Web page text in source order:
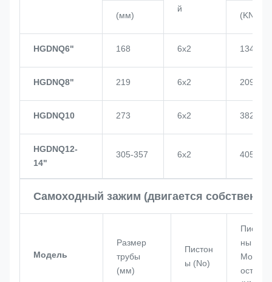
й
(мм) (KN)
HGDNQ6" 168 6х2 134
HGDNQ8" 219 6х2 209
HGDNQ10 273 6х2 382
HGDNQ12-
14"
305-357 6х2 405
Самоходный зажим (двигается
Модель
Размер
трубы
(мм)
Пистон
ы (No)
Писто
ны
Мощн
ость